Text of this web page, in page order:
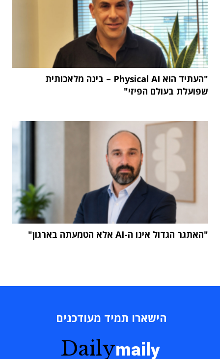
"העתיד הוא Physical AI – בינה מלאכותית
שפועלת בעולם הפיזי"
"האתגר הגדול אינו ה-AI אלא הטמעתה בארגון"
הישארו תמיד מעודכנים
Dailymaily